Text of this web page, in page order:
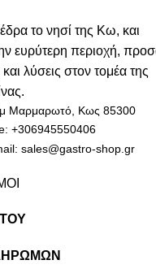
το νησί της Κω, και
ευρύτερη περιοχή,
λύσεις στον τομέα της
Μαρμαρωτό, Κως 85300
+306945550406
sales@gastro-shop.gr